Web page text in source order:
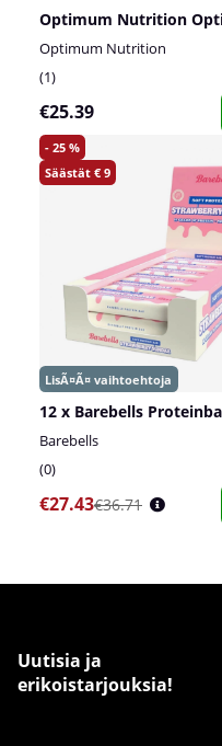
Optimum Nutrition
1
€25.39
25
9
12 x Barebells
Barebells
0
€27.43€36.71
Uutisia ja
erikoistarjouksia!